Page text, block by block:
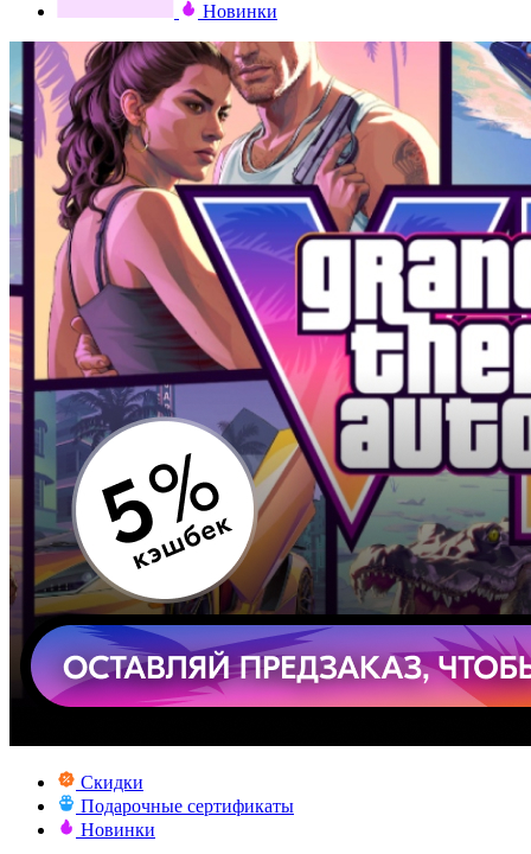
Новинки
Скидки
Подарочные сертификаты
Новинки